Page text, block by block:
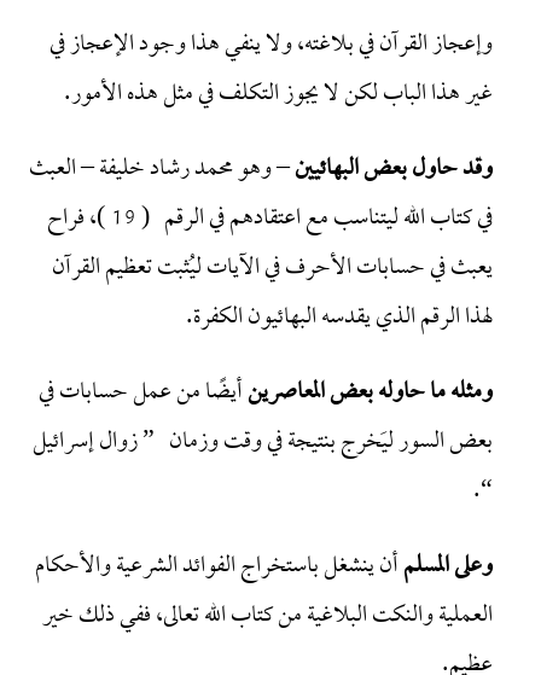
وإعجاز القرآن في بلاغته، ولا ينفي هذا وجود الإعجاز في
غير هذا الباب لكن لا يجوز التكلف في مثل هذه الأمور.
وقد حاول بعض البهائيين– وهو محمد رشاد خليفة – العبث
في كتاب الله ليتناسب مع اعتقادهم في الرقم ( 19 )، فراح
يعبث في حسابات الأحرف في الآيات ليُثبت تعظيم القرآن
لهذا الرقم الذي يقدسه البهائيون الكفرة.
ومثله ما حاوله بعض المعاصرينأيضًا من عمل حسابات في
بعض السور ليَخرج بنتيجة في وقت وزمان ” زوال إسرائيل
“.
وعلى المسلمأن ينشغل باستخراج الفوائد الشرعية والأحكام
العملية والنكت البلاغية من كتاب الله تعالى، ففي ذلك خير